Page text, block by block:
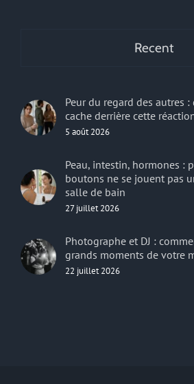
Recent
Peur du regard des autres
cache derrière cette
5 août 2026
Peau, intestin, hormones :
boutons ne se jouent pas
salle de bain
27 juillet 2026
Photographe et DJ :
grands moments de votre
22 juillet 2026